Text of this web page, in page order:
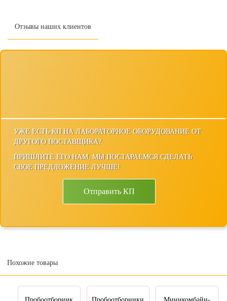
УЖЕ ЕСТЬ КП НА ЛАБОРАТОРНОЕ ОБОРУДОВАНИЕ ОТ
ДРУГОГО ПОСТАВЩИКА?
ПРИШЛИТЕ ЕГО НАМ, МЫ ПОСТАРАЕМСЯ СДЕЛАТЬ
СВОЕ ПРЕДЛОЖЕНИЕ ЛУЧШЕ!
Отправить КП
Похожие товары
Отзывы наших клиентов